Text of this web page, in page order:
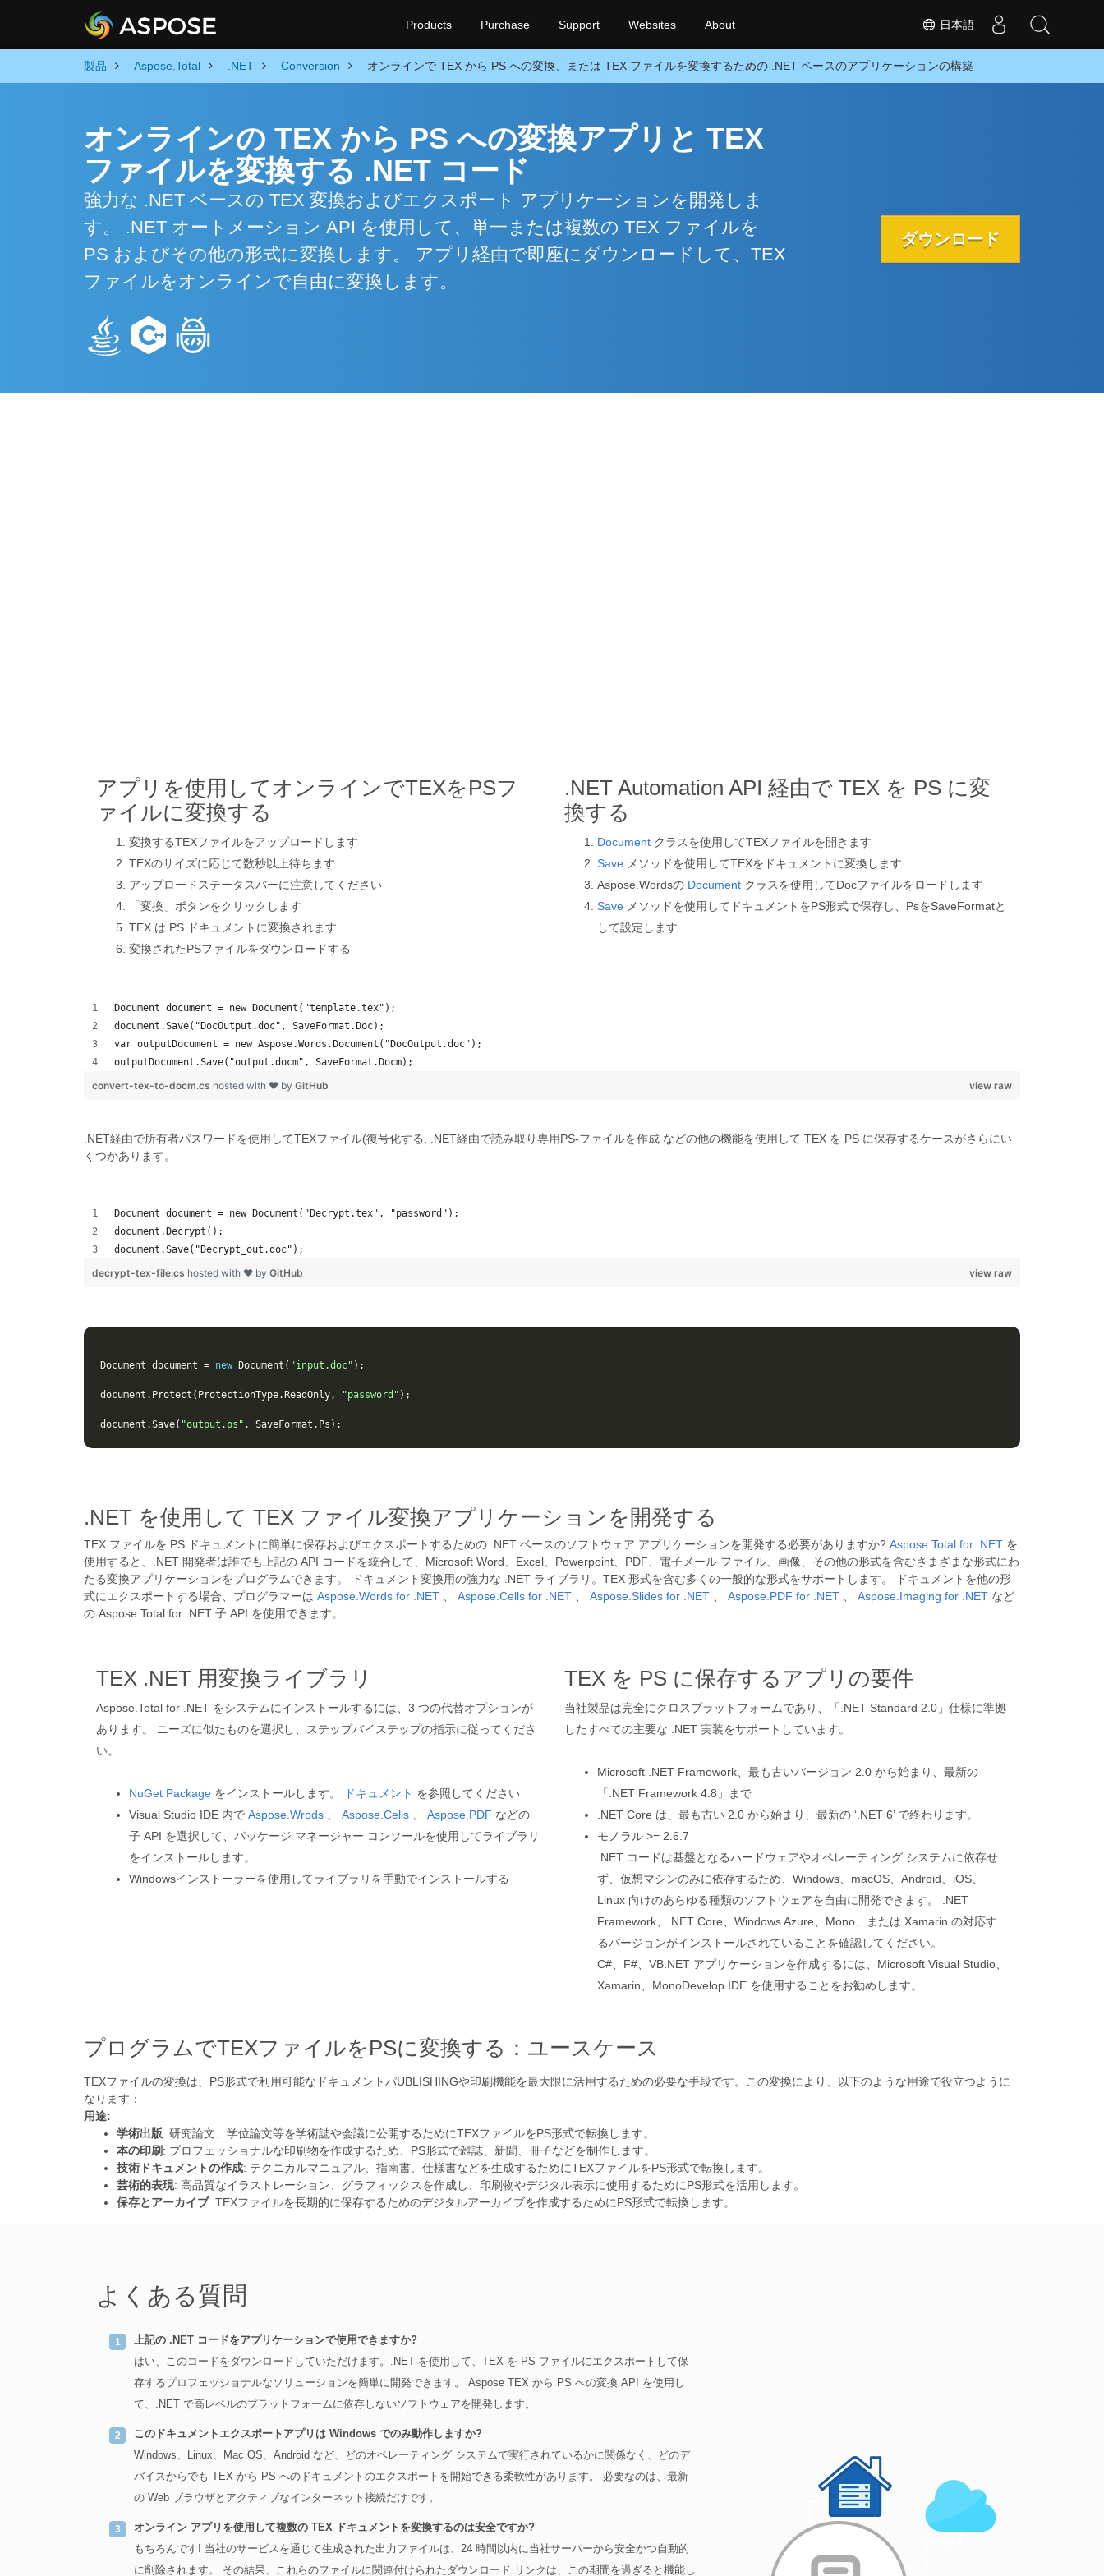
日本語
Products Purchase Support Websites About
製品 Aspose.Total .NET Conversion オンラインで TEX から PS への変換、または TEX ファイルを変換するための .NET ベースのアプリケーションの構築
オンラインの TEX から PS への変換アプリと TEX
ファイルを変換する .NET コード
強力な .NET ベースの TEX 変換およびエクスポート アプリケーションを開発しま
す。 .NET オートメーション API を使用して、単一または複数の TEX ファイルを
PS およびその他の形式に変換します。 アプリ経由で即座にダウンロードして、TEX
ファイルをオンラインで自由に変換します。
ダウンロード
アプリを使用してオンラインでTEXをPSフ
ァイルに変換する
変換するTEXファイルをアップロードします
TEXのサイズに応じて数秒以上待ちます
アップロードステータスバーに注意してください
「変換」ボタンをクリックします
TEX は PS ドキュメントに変換されます
変換されたPSファイルをダウンロードする
.NET Automation API 経由で TEX を PS に変
換する
Document クラスを使用してTEXファイルを開きます
Save メソッドを使用してTEXをドキュメントに変換します
Aspose.Wordsの Document クラスを使用してDocファイルをロードします
Save メソッドを使用してドキュメントをPS形式で保存し、PsをSaveFormatと
して設定します
Document document = new Document("template.tex");
document.Save("DocOutput.doc", SaveFormat.Doc);
var outputDocument = new Aspose.Words.Document("DocOutput.doc");
outputDocument.Save("output.docm", SaveFormat.Docm);
view raw
convert-tex-to-docm.cs hosted with ❤ by GitHub
.NET経由で所有者パスワードを使用してTEXファイル(復号化する, .NET経由で読み取り専用PS-ファイルを作成 などの他の機能を使用して TEX を PS に保存するケースがさらにい
くつかあります。
Document document = new Document("Decrypt.tex", "password");
document.Decrypt();
document.Save("Decrypt_out.doc");
view raw
decrypt-tex-file.cs hosted with ❤ by GitHub
Document document = new Document ( "input.doc" );
document . Protect ( ProtectionType. ReadOnly, "password" );
document .Save( "output.ps" , SaveFormat . Ps );
.NET を使用して TEX ファイル変換アプリケーションを開発する
TEX ファイルを PS ドキュメントに簡単に保存およびエクスポートするための .NET ベースのソフトウェア アプリケーションを開発する必要がありますか? Aspose.Total for .NET を
使用すると、.NET 開発者は誰でも上記の API コードを統合して、Microsoft Word、Excel、Powerpoint、PDF、電子メール ファイル、画像、その他の形式を含むさまざまな形式にわ
たる変換アプリケーションをプログラムできます。 ドキュメント変換用の強力な .NET ライブラリ。TEX 形式を含む多くの一般的な形式をサポートします。 ドキュメントを他の形
式にエクスポートする場合、プログラマーは Aspose.Words for .NET Aspose.Cells for .NET Aspose.Slides for .NET Aspose.PDF for .NET Aspose.Imaging for .NET など
の Aspose.Total for .NET 子 API を使用できます。
TEX .NET 用変換ライブラリ
Aspose.Total for .NET をシステムにインストールするには、3 つの代替オプションが
あります。 ニーズに似たものを選択し、ステップバイステップの指示に従ってくださ
い。
NuGet Package をインストールします。 ドキュメント を参照してください
Visual Studio IDE 内で Aspose.Wrods Aspose.Cells Aspose.PDF などの
子 API を選択して、パッケージ マネージャー コンソールを使用してライブラリ
をインストールします。
Windowsインストーラーを使用してライブラリを手動でインストールする
TEX を PS に保存するアプリの要件
当社製品は完全にクロスプラットフォームであり、「.NET Standard 2.0」仕様に準拠
したすべての主要な .NET 実装をサポートしています。
Microsoft .NET Framework、最も古いバージョン 2.0 から始まり、最新の
「.NET Framework 4.8」まで
.NET Core は、最も古い 2.0 から始まり、最新の ‘.NET 6’ で終わります。
モノラル >= 2.6.7
.NET コードは基盤となるハードウェアやオペレーティング システムに依存せ
ず、仮想マシンのみに依存するため、Windows、macOS、Android、iOS、
Linux 向けのあらゆる種類のソフトウェアを自由に開発できます。 .NET
Framework、.NET Core、Windows Azure、Mono、または Xamarin の対応す
るバージョンがインストールされていることを確認してください。
C#、F#、VB.NET アプリケーションを作成するには、Microsoft Visual Studio、
Xamarin、MonoDevelop IDE を使用することをお勧めします。
プログラムでTEXファイルをPSに変換する：ユースケース
TEXファイルの変換は、PS形式で利用可能なドキュメントパUBLISHINGや印刷機能を最大限に活用するための必要な手段です。この変換により、以下のような用途で役立つように
なります：
用途:
学術出版: 研究論文、学位論文等を学術誌や会議に公開するためにTEXファイルをPS形式で転換します。
本の印刷: プロフェッショナルな印刷物を作成するため、PS形式で雑誌、新聞、冊子などを制作します。
技術ドキュメントの作成: テクニカルマニュアル、指南書、仕様書などを生成するためにTEXファイルをPS形式で転換します。
芸術的表現: 高品質なイラストレーション、グラフィックスを作成し、印刷物やデジタル表示に使用するためにPS形式を活用します。
保存とアーカイブ: TEXファイルを長期的に保存するためのデジタルアーカイブを作成するためにPS形式で転換します。
よくある質問
上記の .NET コードをアプリケーションで使用できますか?
はい、このコードをダウンロードしていただけます。.NET を使用して、TEX を PS ファイルにエクスポートして保
存するプロフェッショナルなソリューションを簡単に開発できます。 Aspose TEX から PS への変換 API を使用し
て、.NET で高レベルのプラットフォームに依存しないソフトウェアを開発します。
このドキュメントエクスポートアプリは Windows でのみ動作しますか?
Windows、Linux、Mac OS、Android など、どのオペレーティング システムで実行されているかに関係なく、どのデ
バイスからでも TEX から PS へのドキュメントのエクスポートを開始できる柔軟性があります。 必要なのは、最新
の Web ブラウザとアクティブなインターネット接続だけです。
オンライン アプリを使用して複数の TEX ドキュメントを変換するのは安全ですか?
もちろんです! 当社のサービスを通じて生成された出力ファイルは、24 時間以内に当社サーバーから安全かつ自動的
に削除されます。 その結果、これらのファイルに関連付けられたダウンロード リンクは、この期間を過ぎると機能し